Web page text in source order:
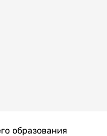
образования